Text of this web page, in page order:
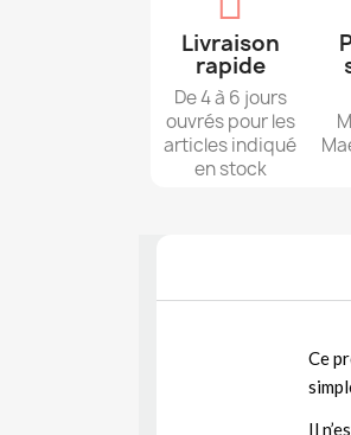
Livraison
rapide
De 4 à 6 jours
ouvrés pour les
articles indiqué
en stock
Ce
Il